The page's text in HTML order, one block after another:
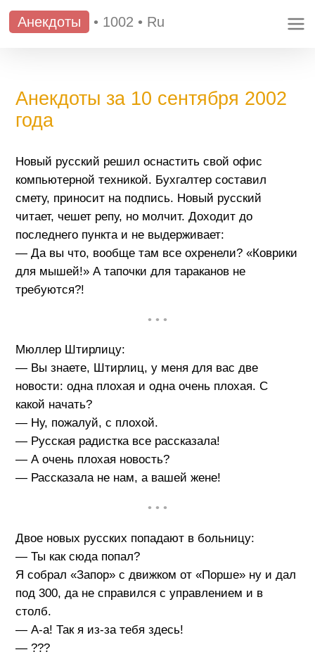
Анекдоты • 1002 • Ru
Анекдоты за 10 сентября 2002
года
Новый русский решил оснастить свой офис
компьютерной техникой. Бухгалтер составил
смету, приносит на подпись. Новый русский
читает, чешет репу, но молчит. Доходит до
последнего пункта и не выдерживает:
— Да вы что, вообще там все охренели? «Коврики
для мышей!» А тапочки для тараканов не
требуются?!
• • •
Мюллер Штирлицу:
— Вы знаете, Штирлиц, у меня для вас две
новости: одна плохая и одна очень плохая. С
какой начать?
— Ну, пожалуй, с плохой.
— Русская радистка все рассказала!
— А очень плохая новость?
— Рассказала не нам, а вашей жене!
• • •
Двое новых русских попадают в больницу:
— Ты как сюда попал?
Я собрал «Запор» с движком от «Порше» ну и дал
под 300, да не справился с управлением и в
столб.
— А-а! Так я из-за тебя здесь!
— ???